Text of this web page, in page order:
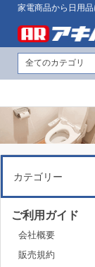
家電商品から日用
カテゴリー
ご利用ガイド
会社概要
販売規約